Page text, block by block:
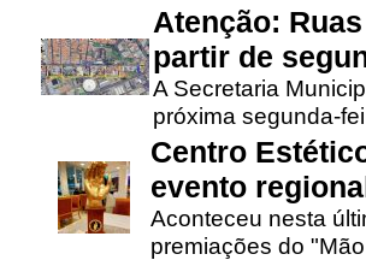
Atenção:
partir de
A Secretaria
próxima segunda-
Centro
evento
Aconteceu nesta
premiações do